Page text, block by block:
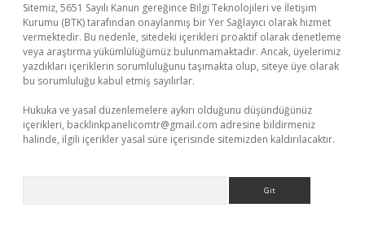
Sitemiz, 5651 Sayılı Kanun gereğince Bilgi Teknolojileri ve İletişim
Kurumu (BTK) tarafından onaylanmış bir Yer Sağlayıcı olarak hizmet
vermektedir. Bu nedenle, sitedeki içerikleri proaktif olarak denetleme
veya araştırma yükümlülüğümüz bulunmamaktadır. Ancak, üyelerimiz
yazdıkları içeriklerin sorumluluğunu taşımakta olup, siteye üye olarak
bu sorumluluğu kabul etmiş sayılırlar.
Hukuka ve yasal düzenlemelere aykırı olduğunu düşündüğünüz
içerikleri, backlinkpanelicomtr@gmail.com adresine bildirmeniz
halinde, ilgili içerikler yasal süre içerisinde sitemizden kaldırılacaktır.